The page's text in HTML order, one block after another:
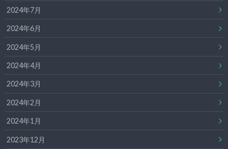
2024年7月
2024年6月
2024年5月
2024年4月
2024年3月
2024年2月
2024年1月
2023年12月